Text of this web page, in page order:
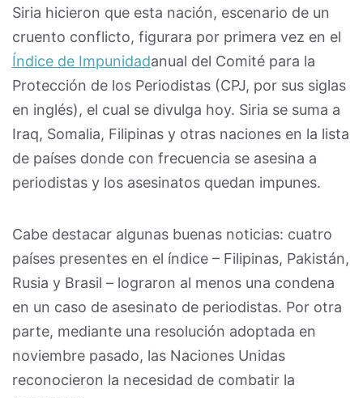
Siria hicieron que esta nación, escenario de un
cruento conflicto, figurara por primera vez en el
Índice de Impunidadanual del Comité para la
Protección de los Periodistas (CPJ, por sus siglas
en inglés), el cual se divulga hoy. Siria se suma a
Iraq, Somalia, Filipinas y otras naciones en la lista
de países donde con frecuencia se asesina a
periodistas y los asesinatos quedan impunes.
Cabe destacar algunas buenas noticias: cuatro
países presentes en el índice – Filipinas, Pakistán,
Rusia y Brasil – lograron al menos una condena
en un caso de asesinato de periodistas. Por otra
parte, mediante una resolución adoptada en
noviembre pasado, las Naciones Unidas
reconocieron la necesidad de combatir la